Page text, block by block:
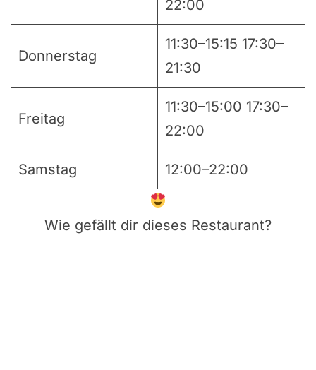
22:00
Donnerstag
11:30–15:15 17:30–
21:30
Freitag
11:30–15:00 17:30–
22:00
Samstag 12:00–22:00
Wie gefällt dir dieses Restaurant?